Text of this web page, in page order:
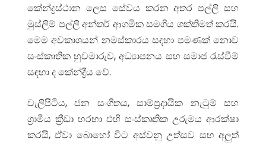
කේන්ද්‍රස්ථාන ලෙස සේවය කරන අතර පල්ලි සහ
මුස්ලිම් පල්ලි අන්තර් ආගමික සමගිය ශක්තිමත් කරයි.
මෙම අවකාශයන් නමස්කාරය සඳහා පමණක් නොව
සංස්කෘතික හුවමාරුව, අධ්‍යාපනය සහ සමාජ රැස්වීම්
සඳහා ද කේන්ද්‍රීය වේ.
වැලිපිටිය, ජන සංගීතය, සාම්ප්‍රදායික නැටුම් සහ
ග්‍රාමීය ක්‍රීඩා හරහා එහි සංස්කෘතික උරුමය ආරක්ෂා
කරයි, ඒවා බොහෝ විට අස්වනු උත්සව සහ අලුත්